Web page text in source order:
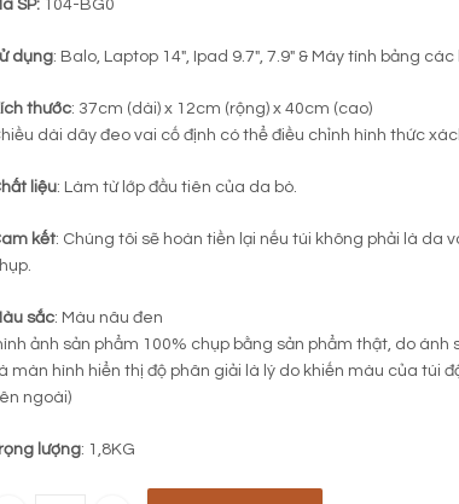
SP: 104-BG0
dụng: Balo, Laptop 14″, Ipad 9.7″, 7.9″ & Máy tính bảng các
thước: 37cm (dài) x 12cm (rộng) x 40cm (cao)
dài dây đeo vai cố định có thể điều chỉnh hình thức
liệu: Làm từ lớp đầu tiên của da bò.
kết: Chúng tôi sẽ hoàn tiền lại nếu túi không phải là da
sắc: Màu nâu đen
ảnh sản phẩm 100% chụp bằng sản phẩm thật, do
màn hình hiển thị độ phân giải là lý do khiến màu của túi
ngoài)
lượng: 1,8KG